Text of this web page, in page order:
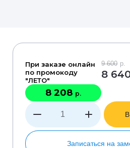
При заказе онлайн
по промокоду
"ЛЕТО"
8 208 р.
9 600 р.
8
Записаться на